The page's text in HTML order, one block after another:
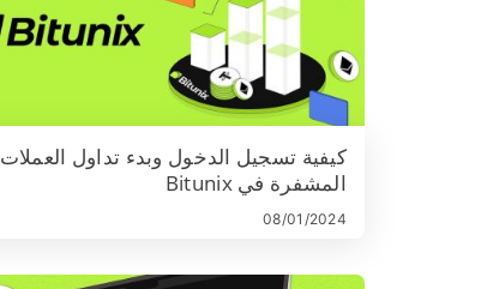
كيفية تسجيل الدخول وبدء تداول العملات
المشفرة في Bitunix
08/01/2024